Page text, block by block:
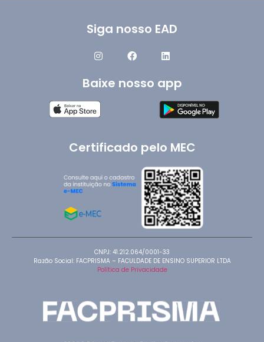
Siga nosso EAD
Baixe nosso app
Certificado pelo MEC
CNPJ: 41.212.064/0001-33
Razão Social: FACPRISMA – FACULDADE DE ENSINO SUPERIOR LTDA
Política de Privacidade